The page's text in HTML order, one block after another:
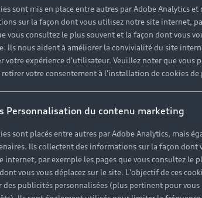
Grand Touring » avec une longueur de
une expérience de luxe progressiste.
comme modèle de série.
sont mis en place entre autres par Adobe Analytics
sur la façon dont vous utilisez notre site internet,
vous consultez le plus souvent et la façon dont vous
Ils nous aident à améliorer la convivialité du site
votre expérience d'utilisateur. Veuillez noter que vous
votre consentement à l'installation de cookies de
Personnalisation du contenu marketing
sont placés entre autres par Adobe Analytics, mais
Ils collectent des informations sur la façon dont
internet, par exemple les pages que vous consultez le
vous vous déplacez sur le site. L'objectif de ces
des publicités personnalisées (plus pertinent pour vous